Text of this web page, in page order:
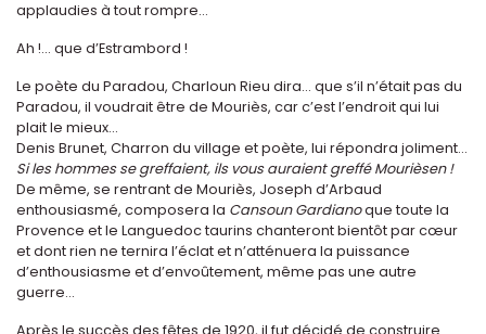
applaudies à tout rompre...
Ah !... que d’Estrambord !
Le poète du Paradou, Charloun Rieu dira... que s’il n’était pas du
Paradou, il voudrait être de Mouriès, car c’est l’endroit qui lui
plait le mieux...
Denis Brunet, Charron du village et poète, lui répondra joliment...
Si les hommes se greffaient, ils vous auraient greffé Mourièsen !
De même, se rentrant de Mouriès, Joseph d’Arbaud
enthousiasmé, composera la Cansoun Gardianoque toute la
Provence et le Languedoc taurins chanteront bientôt par cœur
et dont rien ne ternira l’éclat et n’atténuera la puissance
d’enthousiasme et d’envoûtement, même pas une autre
guerre...
Après le succès des fêtes de 1920, il fut décidé de construire